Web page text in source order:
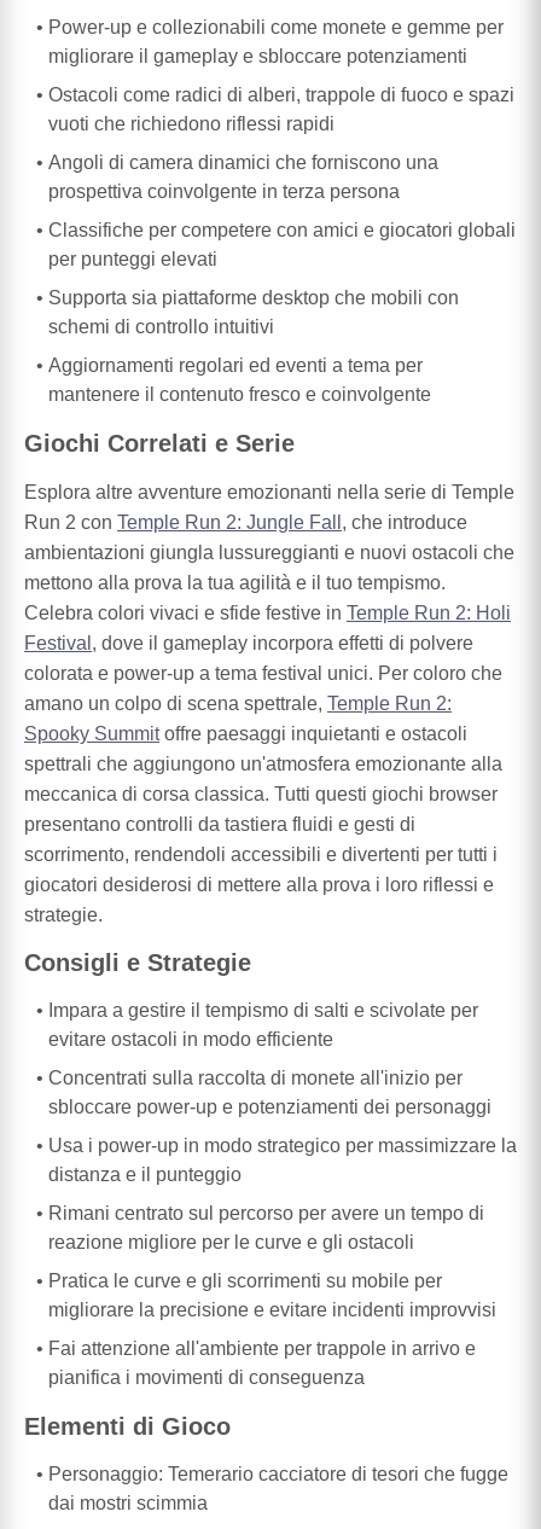
Power-up e collezionabili come monete e gemme per
migliorare il gameplay e sbloccare potenziamenti
Ostacoli come radici di alberi, trappole di fuoco e spazi
vuoti che richiedono riflessi rapidi
Angoli di camera dinamici che forniscono una
prospettiva coinvolgente in terza persona
Classifiche per competere con amici e giocatori globali
per punteggi elevati
Supporta sia piattaforme desktop che mobili con
schemi di controllo intuitivi
Aggiornamenti regolari ed eventi a tema per
mantenere il contenuto fresco e coinvolgente
Giochi Correlati e Serie
Esplora altre avventure emozionanti nella serie di Temple
Run 2 con Temple Run 2: Jungle Fall , che introduce
ambientazioni giungla lussureggianti e nuovi ostacoli che
mettono alla prova la tua agilità e il tuo tempismo.
Celebra colori vivaci e sfide festive in Temple Run 2: Holi
Festival , dove il gameplay incorpora effetti di polvere
colorata e power-up a tema festival unici. Per coloro che
amano un colpo di scena spettrale, Temple Run 2:
Spooky Summitoffre paesaggi inquietanti e ostacoli
spettrali che aggiungono un'atmosfera emozionante alla
meccanica di corsa classica. Tutti questi giochi browser
presentano controlli da tastiera fluidi e gesti di
scorrimento, rendendoli accessibili e divertenti per tutti i
giocatori desiderosi di mettere alla prova i loro riflessi e
strategie.
Consigli e Strategie
Impara a gestire il tempismo di salti e scivolate per
evitare ostacoli in modo efficiente
Concentrati sulla raccolta di monete all'inizio per
sbloccare power-up e potenziamenti dei personaggi
Usa i power-up in modo strategico per massimizzare la
distanza e il punteggio
Rimani centrato sul percorso per avere un tempo di
reazione migliore per le curve e gli ostacoli
Pratica le curve e gli scorrimenti su mobile per
migliorare la precisione e evitare incidenti improvvisi
Fai attenzione all'ambiente per trappole in arrivo e
pianifica i movimenti di conseguenza
Elementi di Gioco
Personaggio: Temerario cacciatore di tesori che fugge
dai mostri scimmia